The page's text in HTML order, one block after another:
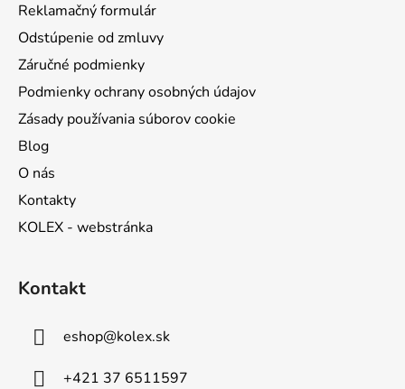
Reklamačný formulár
Odstúpenie od zmluvy
Záručné podmienky
Podmienky ochrany osobných údajov
Zásady používania súborov cookie
Blog
O nás
Kontakty
KOLEX - webstránka
Kontakt
eshop@kolex.sk
+421 37 6511597